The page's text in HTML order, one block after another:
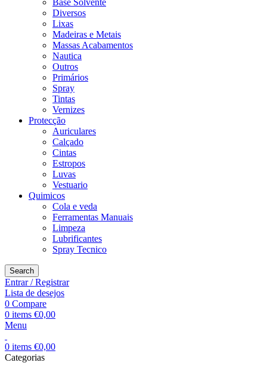
Base Solvente
Diversos
Lixas
Madeiras e Metais
Massas Acabamentos
Nautica
Outros
Primários
Spray
Tintas
Vernizes
Protecção
Auriculares
Calçado
Cintas
Estropos
Luvas
Vestuario
Quimicos
Cola e veda
Ferramentas Manuais
Limpeza
Lubrificantes
Spray Tecnico
Search
Entrar / Registrar
Lista de desejos
0 Compare
0 items €0,00
Menu
0 items €0,00
Categorias